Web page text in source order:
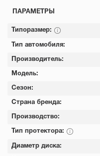
ПАРАМЕТРЫ
Типоразмер:
Тип автомобиля:
Производитель:
Модель:
Сезон:
Страна бренда:
Производство:
Тип протектора:
Диаметр диска: